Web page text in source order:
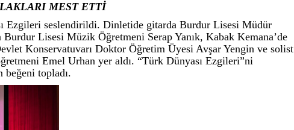
MEST ETTİ
Ezgileri seslendirildi. Dinletide gitarda Burdur Lisesi Müdür
Burdur Lisesi Müzik Öğretmeni Serap Yanık, Kabak Kemana’de
Konservatuvarı Doktor Öğretim Üyesi Avşar Yengin ve solist
Emel Urhan yer aldı. “Türk Dünyası Ezgileri”ni
beğeni topladı.